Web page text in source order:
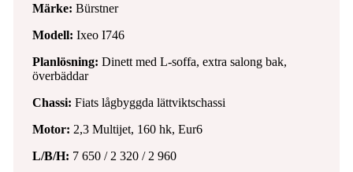
Märke: Bürstner
Modell: Ixeo I746
Planlösning: Dinett med L-soffa, extra salong bak,
överbäddar
Chassi: Fiats lågbyggda lättviktschassi
Motor: 2,3 Multijet, 160 hk, Eur6
L/B/H: 7 650 / 2 320 / 2 960